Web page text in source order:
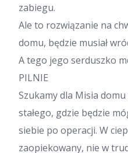
zabiegu.
Ale to rozwiązanie na
domu, będzie musiał
A tego jego serduszko
PILNIE
Szukamy dla Misia
stałego, gdzie będzie
siebie po operacji. W
zaopiekowany, nie w